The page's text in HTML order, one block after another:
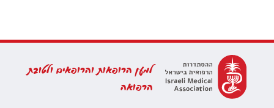
למען הרופאות והרופאים ולטובת
הרפואה